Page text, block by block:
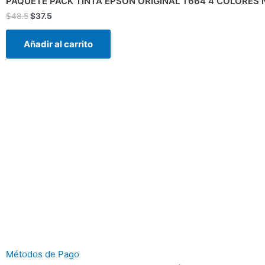
$48.5
era:
$48.5.
$37.5
es:
Añadir al carrito
Métodos de Pago